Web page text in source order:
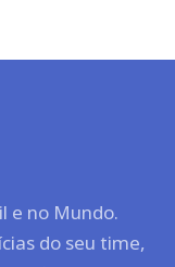
e no Mundo.
do seu time,